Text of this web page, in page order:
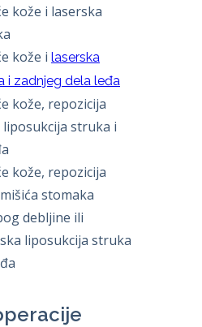
kože i laserska
kože i laserska
i zadnjeg dela leđa
kože, repozicija
struka i
kože, repozicija
stomaka
debljine ili
liposukcija struka